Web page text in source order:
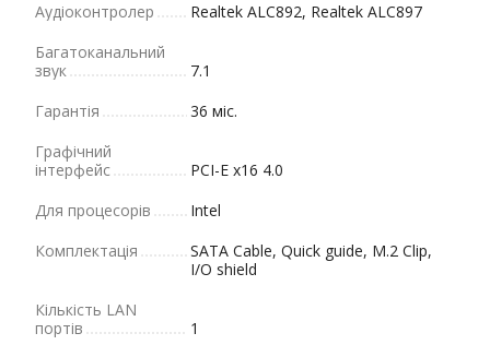
Аудіоконтролер
Realtek ALC892, Realtek ALC897
Багатоканальний
звук
7.1
Гарантія
36 міс.
Графічний
інтерфейс
PCI-E x16 4.0
Для процесорів
Intel
Комплектація
SATA Cable, Quick guide, M.2 Clip,
I/O shield
Кількість LAN
портів
1